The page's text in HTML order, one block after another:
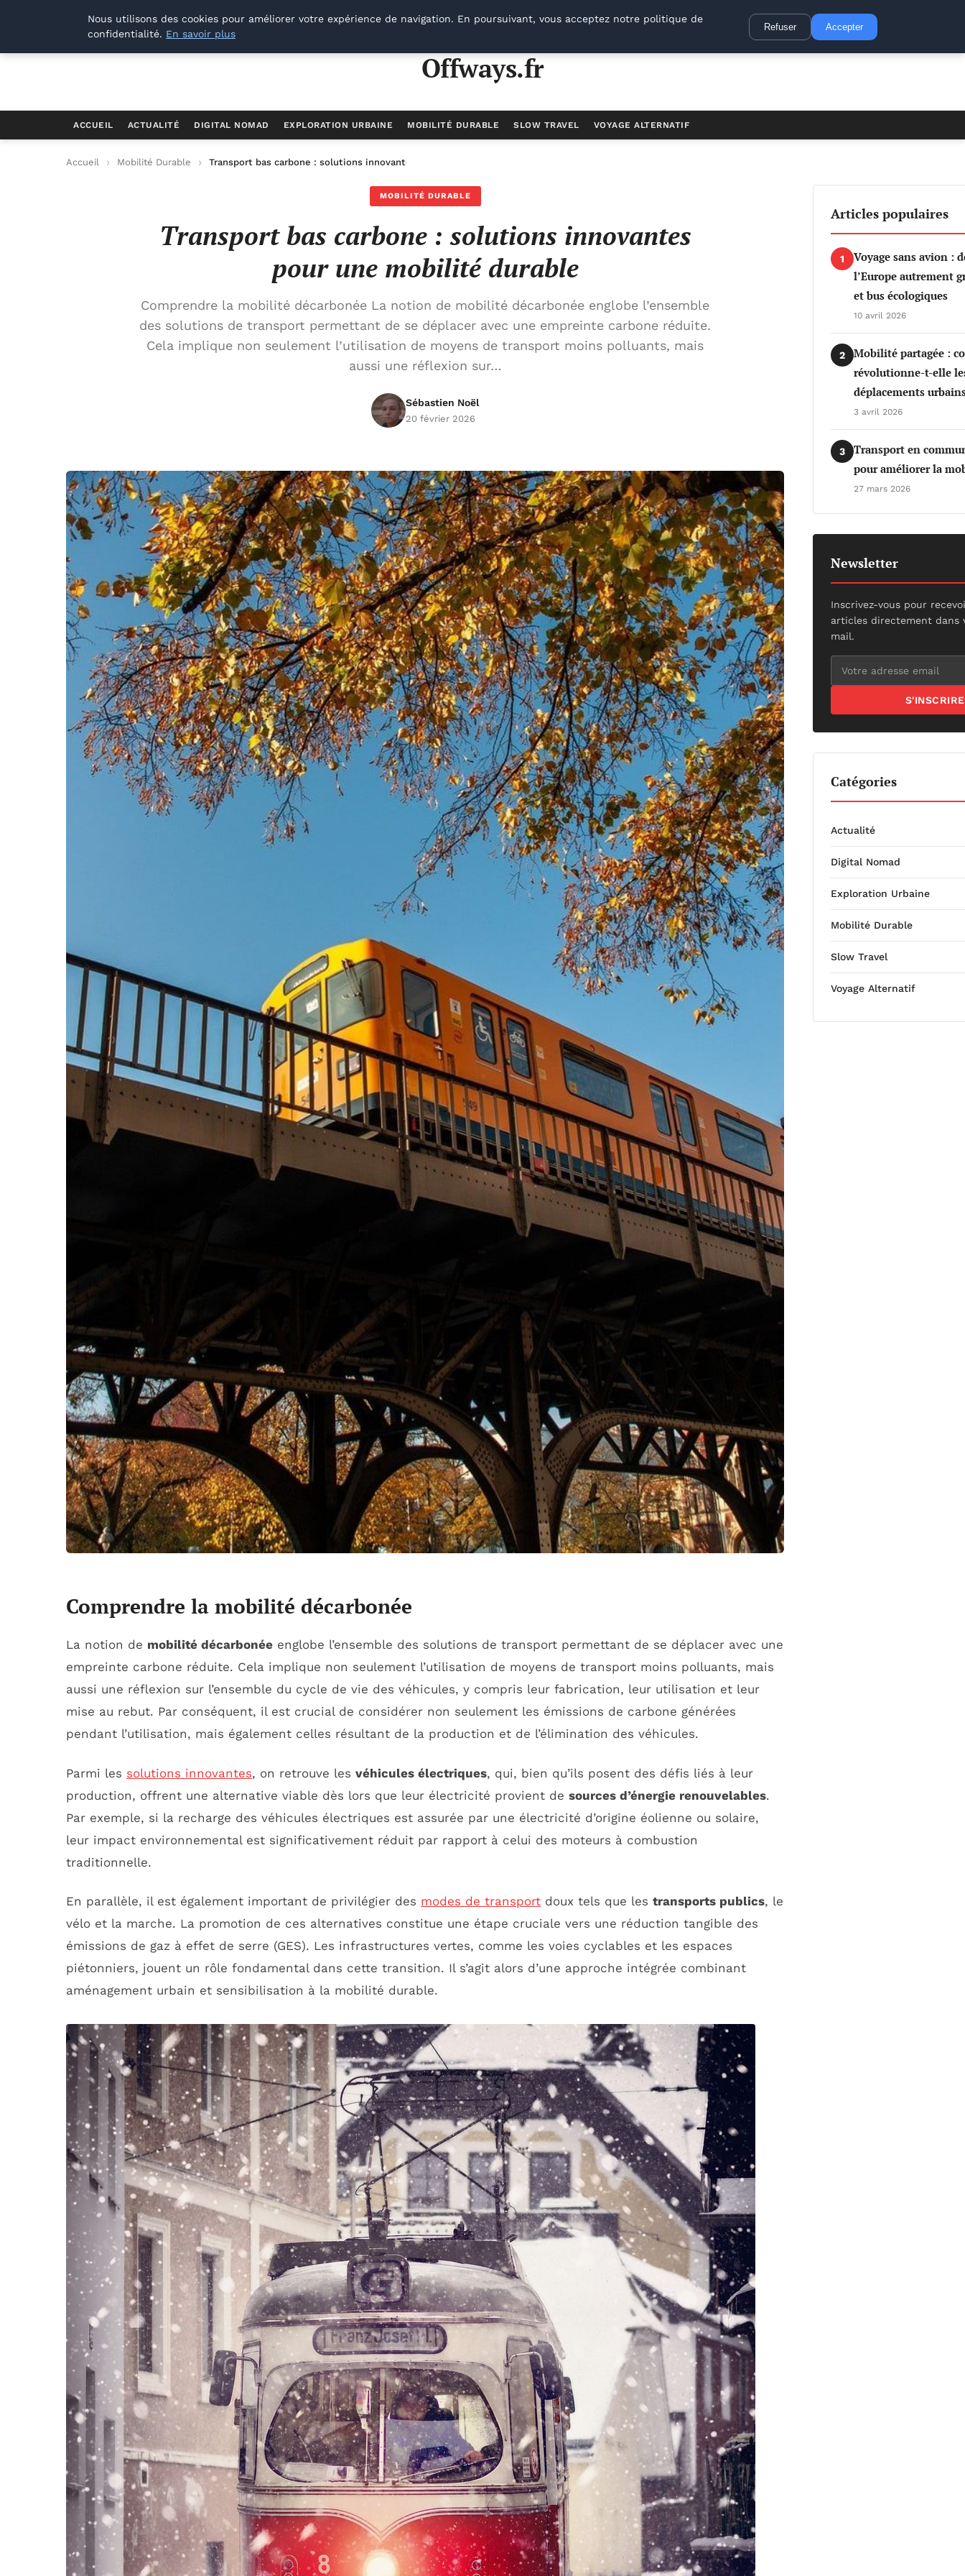
Offways.fr
Offways.fr
ACCUEIL ACTUALITÉ DIGITAL NOMAD EXPLORATION URBAINE MOBILITÉ DURABLE SLOW TRAVEL VOYAGE ALTERNATIF
Accueil Mobilité Durable Transport bas carbone : solutions innovantes pour une mobilité durable
MOBILITÉ DURABLE
Transport bas carbone : solutions innovantes
pour une mobilité durable
Comprendre la mobilité décarbonée La notion de mobilité décarbonée englobe l’ensemble
des solutions de transport permettant de se déplacer avec une empreinte carbone réduite.
Cela implique non seulement l’utilisation de moyens de transport moins polluants, mais
aussi une réflexion sur…
Sébastien Noël
20 février 2026
Comprendre la mobilité décarbonée
La notion de mobilité décarbonée englobe l’ensemble des solutions de transport permettant de se déplacer avec une
empreinte carbone réduite. Cela implique non seulement l’utilisation de moyens de transport moins polluants, mais
aussi une réflexion sur l’ensemble du cycle de vie des véhicules, y compris leur fabrication, leur utilisation et leur
mise au rebut. Par conséquent, il est crucial de considérer non seulement les émissions de carbone générées
pendant l’utilisation, mais également celles résultant de la production et de l’élimination des véhicules.
Parmi les solutions innovantes, on retrouve les véhicules électriques, qui, bien qu’ils posent des défis liés à leur
production, offrent une alternative viable dès lors que leur électricité provient de sources d’énergie renouvelables.
Par exemple, si la recharge des véhicules électriques est assurée par une électricité d’origine éolienne ou solaire,
leur impact environnemental est significativement réduit par rapport à celui des moteurs à combustion
traditionnelle.
En parallèle, il est également important de privilégier des modes de transport doux tels que les transports publics, le
vélo et la marche. La promotion de ces alternatives constitue une étape cruciale vers une réduction tangible des
émissions de gaz à effet de serre (GES). Les infrastructures vertes, comme les voies cyclables et les espaces
piétonniers, jouent un rôle fondamental dans cette transition. Il s’agit alors d’une approche intégrée combinant
aménagement urbain et sensibilisation à la mobilité durable.
Articles populaires
1
Voyage sans avion :
l’Europe autrement
et bus écologiques
10 avril 2026
2
Mobilité partagée :
révolutionne-t-elle
déplacements
3 avril 2026
3
Transport en
pour améliorer la
27 mars 2026
Newsletter
Inscrivez-vous pour
articles directement dans
mail.
S'INSCRIRE
Catégories
Actualité
Digital Nomad
Exploration Urbaine
Mobilité Durable
Slow Travel
Voyage Alternatif
Nous utilisons des cookies pour améliorer votre expérience de navigation. En poursuivant, vous acceptez notre politique de
confidentialité. En savoir plus
Refuser Accepter